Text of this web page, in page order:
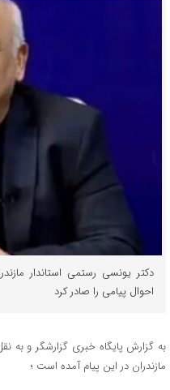
دکتر یونسی رستمی استاندار
احوال پیامی را صادر کرد
به گزارش پایگاه خبری گزارشگر و به
مازندران در این پیام آمده است ؛